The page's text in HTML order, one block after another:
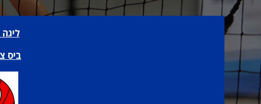
ביס